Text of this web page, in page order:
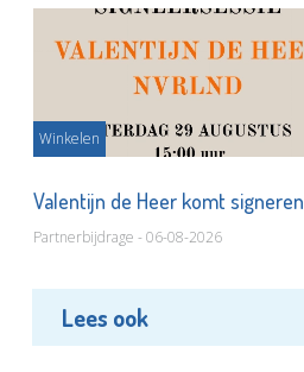
Winkelen
Valentijn de Heer komt signeren
Partnerbijdrage - 06-08-2026
Lees ook